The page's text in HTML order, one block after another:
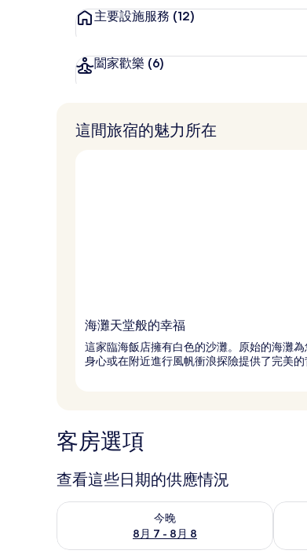
主要設施服務 (12)
闔家歡樂 (6)
這間旅宿的魅力所在
海灘天堂般的幸福
這家臨海飯店擁有白色的沙灘。原始的海灘
身心或在附近進行風帆衝浪探險提供了完美的
客房選項
查看這些日期的供應情況
今晚
8月 7 - 8月 8
查看今晚 (8月 7 - 8月 8) 的供應情況 查看